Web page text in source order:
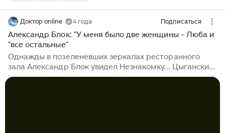
Доктор online 4 года Подписаться
Александр Блок: "У меня было две женщины - Люба и
"все остальные"
Однажды в позеленевших зеркалах ресторанного
зала Александр Блок увидел Незнакомку... Цыганские
скрипки провожают их до дверей, где уже ждут сани с